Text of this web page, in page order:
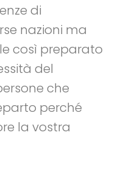
di
nazioni ma
così preparato
del
che
perché
la vostra